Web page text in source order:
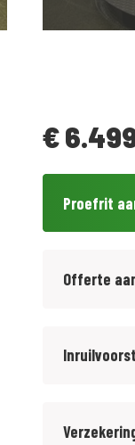
€
Proefrit
Offerte